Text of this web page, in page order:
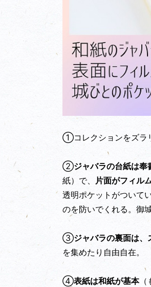
①コレクションをズラ
②ジャバラの台紙は
紙）で、 片面がフィル
透明ポケットがついて
のを防いでくれる。御
③ジャバラの裏面は、
を集めたり自由自在。
④表紙は和紙が基本（